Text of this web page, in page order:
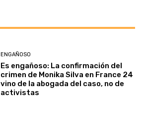
ENGAÑOSO
Es engañoso: La confirmación del
crimen de Monika Silva en France 24
vino de la abogada del caso, no de
activistas